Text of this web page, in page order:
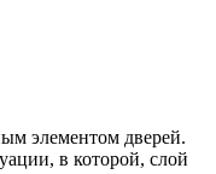
элементом дверей.
в которой, слой